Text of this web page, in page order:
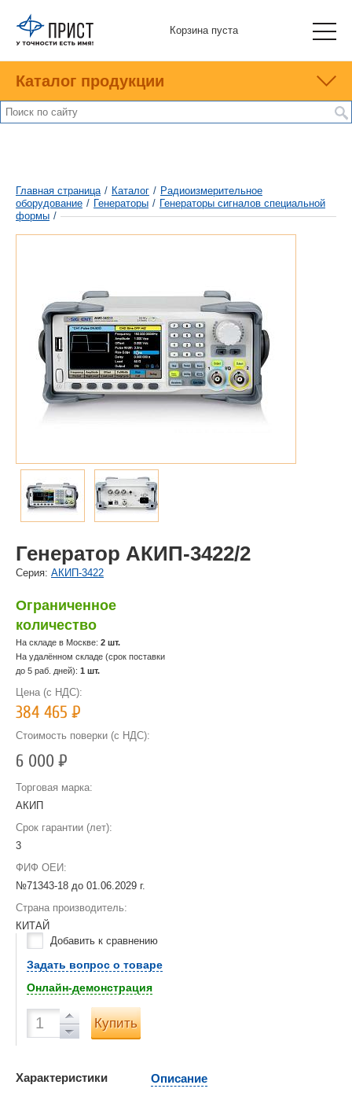
Корзина пуста
Каталог продукции
Главная страница / Каталог / Радиоизмерительное
оборудование / Генераторы / Генераторы сигналов специальной
формы /
Генератор АКИП-3422/2
Cерия: АКИП-3422
Ограниченное
количество
На складе в Москве: 2 шт.
На удалённом складе (срок поставки
до 5 раб. дней): 1 шт.
Цена (с НДС):
384 465Р
Стоимость поверки (с НДС):
6 000Р
Торговая марка:
АКИП
Срок гарантии (лет):
3
ФИФ ОЕИ:
№71343-18 до 01.06.2029 г.
Страна производитель:
КИТАЙ
Добавить к сравнению
Задать вопрос о товаре
Онлайн-демонстрация
Купить
Характеристики
Описание